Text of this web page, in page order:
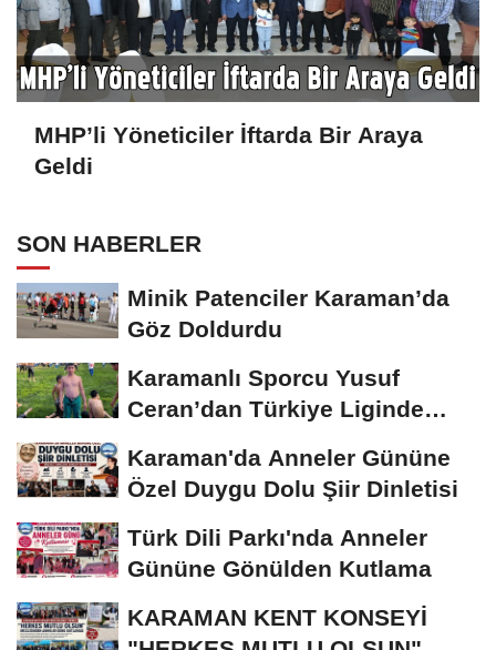
MHP’li Yöneticiler İftarda Bir Araya
Geldi
SON HABERLER
Minik Patenciler Karaman’da
Göz Doldurdu
Karamanlı Sporcu Yusuf
Ceran’dan Türkiye Liginde
Karaman'da Anneler Gününe
Özel Duygu Dolu Şiir Dinletisi
Türk Dili Parkı'nda Anneler
Gününe Gönülden Kutlama
KARAMAN KENT KONSEYİ